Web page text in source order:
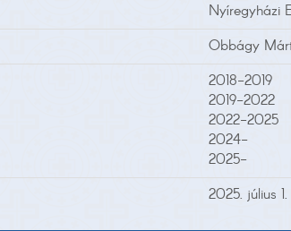
Nyíregyházi
Obbágy
2018-2019
2019-2022
2022-2025
2024-
2025-
2025. július